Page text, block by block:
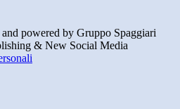
powered by Gruppo Spaggiari
& New Social Media